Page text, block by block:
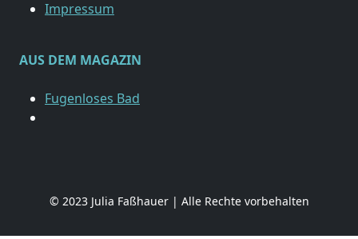
Impressum
AUS DEM MAGAZIN
Fugenloses Bad
© 2023 Julia Faßhauer | Alle Rechte vorbehalten